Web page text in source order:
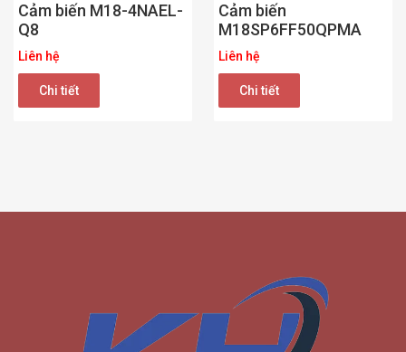
Cảm biến M18-4NAEL-
Q8
Liên hệ
Chi tiết
Cảm biến
M18SP6FF50QPMA
Liên hệ
Chi tiết